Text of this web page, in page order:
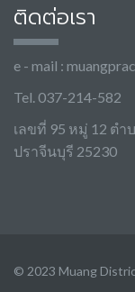
ติดต่อเรา
e - mail :
Tel. 037-214-582
เลขที่ 95 หมู่ 12 ตำ
ปราจีนบุรี 25230
© 2023 Muang